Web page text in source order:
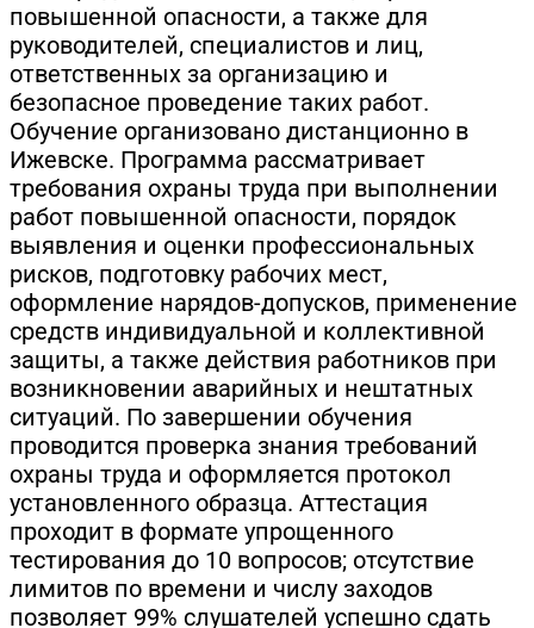
повышенной опасности, а также для
руководителей, специалистов и лиц,
ответственных за организацию и
безопасное проведение таких работ.
Обучение организовано дистанционно в
Ижевске. Программа рассматривает
требования охраны труда при выполнении
работ повышенной опасности, порядок
выявления и оценки профессиональных
рисков, подготовку рабочих мест,
оформление нарядов-допусков, применение
средств индивидуальной и коллективной
защиты, а также действия работников при
возникновении аварийных и нештатных
ситуаций. По завершении обучения
проводится проверка знания требований
охраны труда и оформляется протокол
установленного образца. Аттестация
проходит в формате упрощенного
тестирования до 10 вопросов; отсутствие
лимитов по времени и числу заходов
позволяет 99% слушателей успешно сдать